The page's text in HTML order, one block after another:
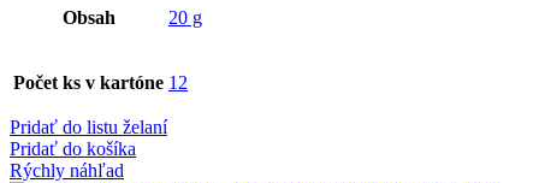
Obsah 20 g
Počet ks v kartóne 12
Pridať do listu želaní
Pridať do košíka
Rýchly náhľad